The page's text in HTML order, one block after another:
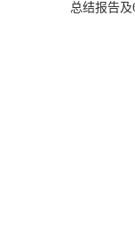
总结报告